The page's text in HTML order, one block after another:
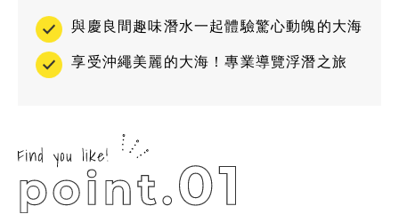
與慶良間趣味潛水一起體驗驚心動魄的大海
享受沖繩美麗的大海！專業導覽浮潛之旅